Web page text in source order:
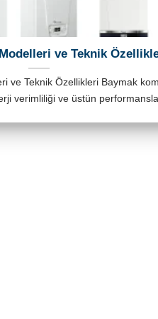
ve Teknik
ve Teknik Özellikleri Baymak
verimliliği ve üstün